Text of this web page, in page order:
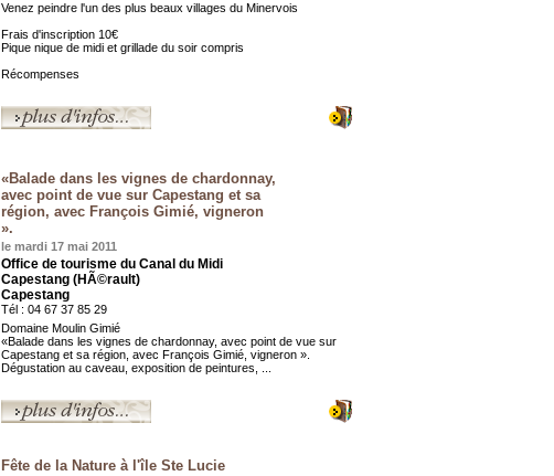
Venez peindre l'un des plus beaux villages du Minervois
Frais d'inscription 10€
Pique nique de midi et grillade du soir compris
Récompenses
«Balade dans les vignes de chardonnay,
avec point de vue sur Capestang et sa
région, avec François Gimié, vigneron
».
le mardi 17 mai 2011
Office de tourisme du Canal du Midi
Capestang (HÃ©rault)
Capestang
Tél : 04 67 37 85 29
Domaine Moulin Gimié
«Balade dans les vignes de chardonnay, avec point de vue sur
Capestang et sa région, avec François Gimié, vigneron ».
Dégustation au caveau, exposition de peintures, ...
Fête de la Nature à l'île Ste Lucie